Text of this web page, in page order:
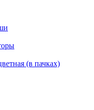
(в пачках)